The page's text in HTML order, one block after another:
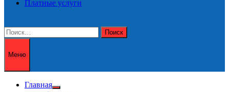
Платные услуги
Найти:
Меню
Главная